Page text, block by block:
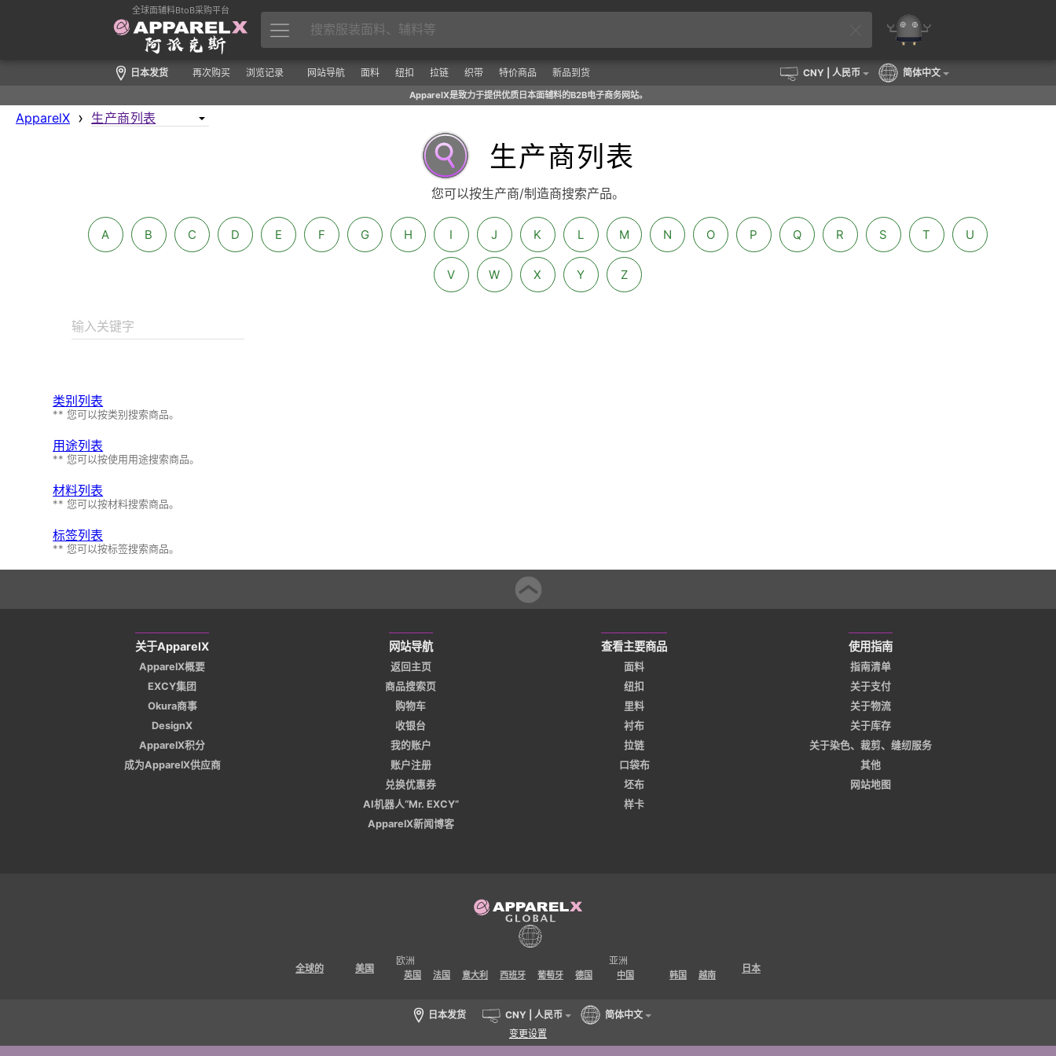
全球面辅料BtoB采购平台
日本发货 再次购买 浏览记录 网站导航 面料 纽扣 拉链 织带 特价商品 新品到货 CNY| 人民币 简体中文
ApparelX是致力于提供优质日本面辅料的B2B电子商务网站。
ApparelX ›
生产商列表
您可以按生产商/制造商搜索产品。
A B C D E F G H I J K L M N O P Q R S T U
V W X Y Z
输入关键字
类别列表
** 您可以按类别搜索商品。
用途列表
** 您可以按使用用途搜索商品。
材料列表
** 您可以按材料搜索商品。
标签列表
** 您可以按标签搜索商品。
关于ApparelX
ApparelX概要
EXCY集团
Okura商事
DesignX
ApparelX积分
成为ApparelX供应商
网站导航
返回主页
商品搜索页
购物车
收银台
我的账户
账户注册
兑换优惠券
AI机器人“Mr. EXCY”
ApparelX新闻博客
查看主要商品
面料
纽扣
里料
衬布
拉链
口袋布
坯布
样卡
使用指南
指南清单
关于支付
关于物流
关于库存
关于染色、裁剪、缝纫服务
其他
网站地图
全球的 美国
欧洲
英国 法国 意大利 西班牙 葡萄牙 德国
亚洲
中国 韩国 越南
日本
日本发货 CNY | 人民币
简体中文
变更设置